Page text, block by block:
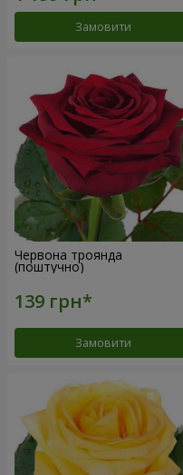
Замовити
Червона троянда
(поштучно)
Замовити